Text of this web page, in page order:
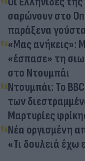
σαρώνουν στο
παράξενα
«Μας ανήκεις»:
«έσπασε» τη
στο Ντουμπάι
Ντουμπάι: Το
των
Μαρτυρίες
Νέα οργισμένη
«Τι δουλειά έχω